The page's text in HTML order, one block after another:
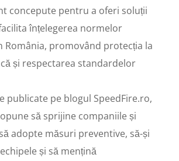
concepute pentru a oferi soluții
înțelegerea normelor
România, promovând protecția la
și respectarea standardelor
publicate pe blogul SpeedFire.ro,
să sprijine companiile și
adopte măsuri preventive, să-și
și să mențină